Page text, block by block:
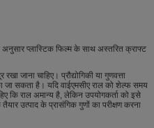
अनुसार प्लास्टिक फिल्म के साथ अस्तरित क्राफ्ट
जाना चाहिए। प्रौद्योगिकी या गुणवत्ता
जा सकता है। यदि वाईएमसीए राल को शेल्फ समय
कि राल अमान्य है, लेकिन उपयोगकर्ता को इसे
उत्पाद के प्रासंगिक गुणों का परीक्षण करना